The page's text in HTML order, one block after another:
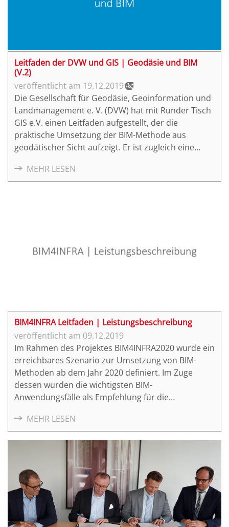
Leitfaden der DVW und GIS | Geodäsie und BIM
(V.2)
19.12.2019
Die Gesellschaft für Geodäsie, Geoinformation und
Landmanagement e. V. (DVW) hat mit Runder Tisch
GIS e.V. einen Leitfaden aufgestellt, der die
praktische Umsetzung der BIM-Methode aus
geodätischer Sicht aufzeigt. Er ist zugleich eine
Nachschlagewerk, er zeigt Praxisbeispiele auf und
gibt Handlungsempfehlungen. Insgesamt bietet er
MEHR LESEN
BIM4INFRA Leitfaden | Leistungsbeschreibung
09.12.2019
Im Rahmen des Projektes BIM4INFRA2020 wurde ein
erreichbares Szenario zur Umsetzung von BIM-
Methoden ab dem Jahr 2020 definiert. Im Zuge
dessen wurden die wichtigsten BIM-
Anwendungsfälle als Empfehlung für die
beschrieben. Teil 4 "Leitfaden zur
Leistungsbeschreibung" umfasst BIM4INFRA2020
Handreichungen und Leitfäden.
MEHR LESEN